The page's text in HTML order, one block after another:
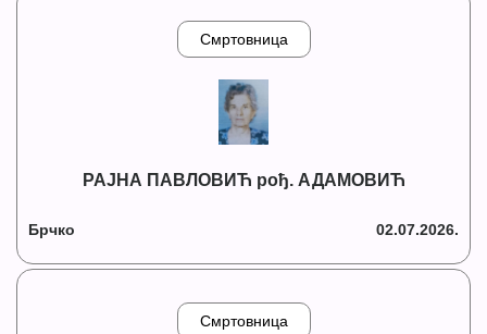
Смртовница
РАЈНА ПАВЛОВИЋ рођ. АДАМОВИЋ
Брчко 02.07.2026.
Смртовница